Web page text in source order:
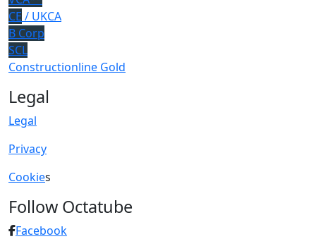
CE / UKCA
B Corp
SCL
Constructionline Gold
Legal
Legal
Privacy
Cookies
Follow Octatube
Facebook